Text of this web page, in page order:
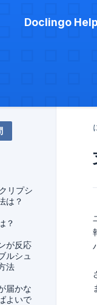
Doclingo
リプシ
は？
？
が反応
ルシュ
法
届かな
よいで